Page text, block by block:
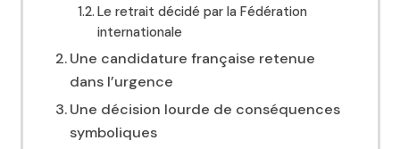
Le retrait décidé par la Fédération
internationale
Une candidature française retenue
dans l’urgence
Une décision lourde de conséquences
symboliques